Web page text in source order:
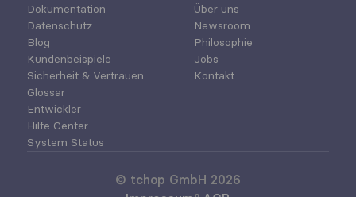
Dokumentation
Datenschutz
Blog
Kundenbeispiele
Sicherheit & Vertrauen
Glossar
Entwickler
Hilfe Center
System Status
Über uns
Newsroom
Philosophie
Jobs
Kontakt
© tchop GmbH 2026